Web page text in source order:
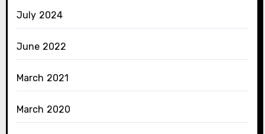
July 2024
June 2022
March 2021
March 2020